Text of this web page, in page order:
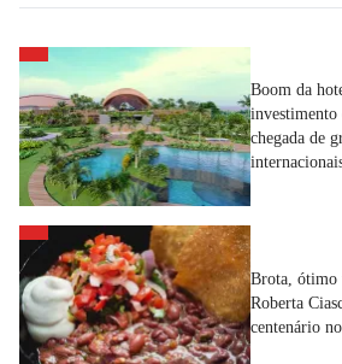
Boom da
investimento
chegada de
Brota, ótimo
Roberta
centenário